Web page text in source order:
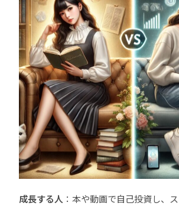
成長する人 ：本や動画で自己投資し、